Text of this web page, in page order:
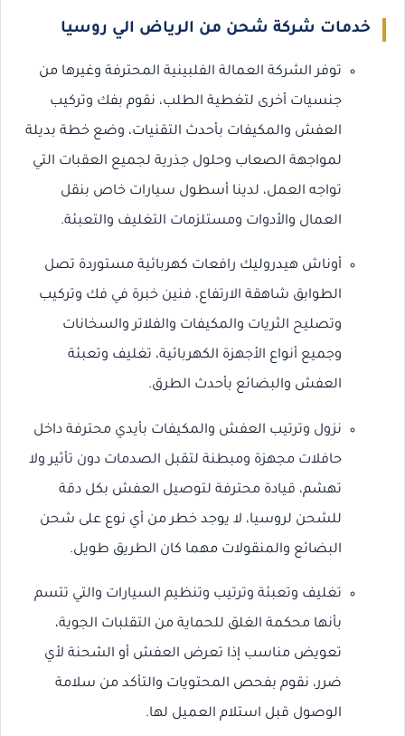
خدمات شركة شحن من الرياض الي روسيا
توفر الشركة العمالة الفلبينية المحترفة وغيرها من
جنسيات أخرى لتغطية الطلب، نقوم بفك وتركيب
العفش والمكيفات بأحدث التقنيات، وضع خطة بديلة
لمواجهة الصعاب وحلول جذرية لجميع العقبات التي
تواجه العمل، لدينا أسطول سيارات خاص بنقل
العمال والأدوات ومستلزمات التغليف والتعبئة.
أوناش هيدروليك رافعات كهربائية مستوردة تصل
الطوابق شاهقة الارتفاع، فنين خبرة في فك وتركيب
وتصليح الثريات والمكيفات والفلاتر والسخانات
وجميع أنواع الأجهزة الكهربائية، تغليف وتعبئة
العفش والبضائع بأحدث الطرق.
نزول وترتيب العفش والمكيفات بأيدي محترفة داخل
حافلات مجهزة ومبطنة لتقبل الصدمات دون تأثير ولا
تهشم، قيادة محترفة لتوصيل العفش بكل دقة
للشحن لروسيا، لا يوجد خطر من أي نوع على شحن
البضائع والمنقولات مهما كان الطريق طويل.
تغليف وتعبئة وترتيب وتنظيم السيارات والتي تتسم
بأنها محكمة الغلق للحماية من التقلبات الجوية،
تعويض مناسب إذا تعرض العفش أو الشحنة لأي
ضرر، نقوم بفحص المحتويات والتأكد من سلامة
الوصول قبل استلام العميل لها.